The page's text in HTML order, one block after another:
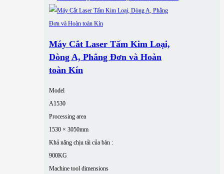
Máy Cắt Laser Tấm Kim Loại,
Dòng A, Phẳng Đơn và Hoàn
toàn Kín
Model
A1530
Processing area
1530 × 3050mm
Khả năng chịu tải của bàn :
900KG
Machine tool dimensions